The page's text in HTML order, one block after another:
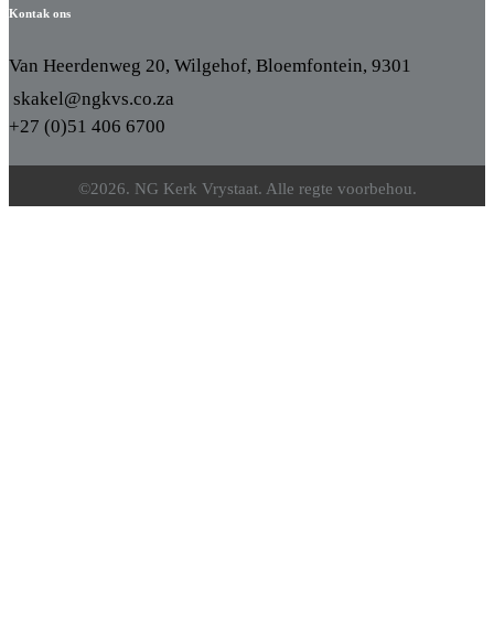
Kontak ons
Van Heerdenweg 20, Wilgehof, Bloemfontein, 9301
skakel@ngkvs.co.za
+27 (0)51 406 6700
©2026. NG Kerk Vrystaat. Alle regte voorbehou.